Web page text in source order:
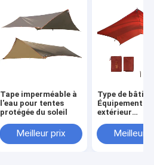
Tape imperméable à
l'eau pour tentes
protégée du soleil
Meilleur prix
Type de
Équipement
extérieur
sur le besoin
Polyester abri
Meilleur